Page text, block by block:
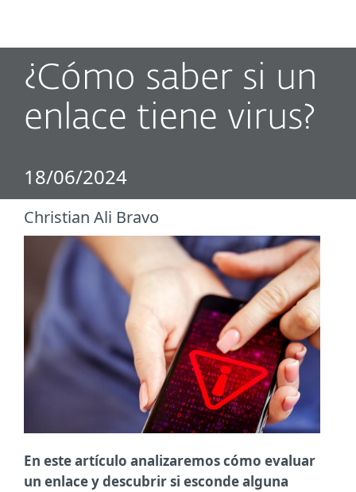
¿Cómo saber si un
enlace tiene virus?
18/06/2024
Christian Ali Bravo
En este artículo analizaremos cómo evaluar
un enlace y descubrir si esconde alguna